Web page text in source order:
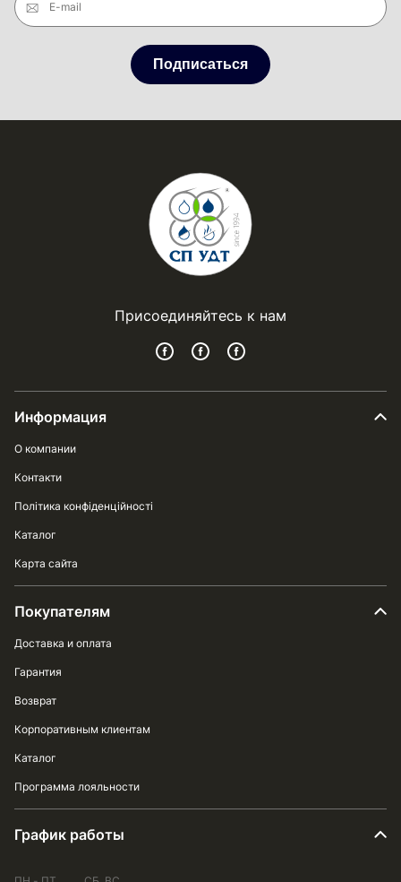
E-mail
Подписаться
Присоединяйтесь к нам
Информация
О компании
Контакти
Політика конфіденційності
Каталог
Карта сайта
Покупателям
Доставка и оплата
Гарантия
Возврат
Корпоративным клиентам
Каталог
Программа лояльности
График работы